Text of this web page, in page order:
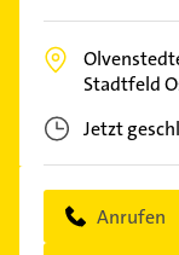
Stadtfeld
Jetzt
Anrufen